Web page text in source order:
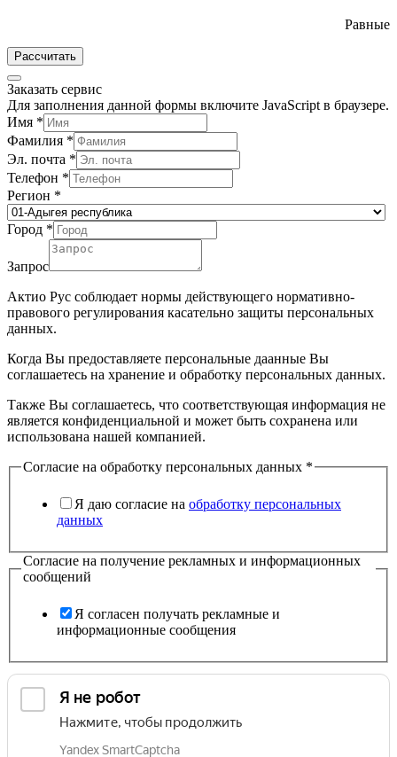
Равные
Рассчитать
Заказать сервис
Для заполнения данной формы включите JavaScript в браузере.
Имя *
Фамилия *
Эл. почта *
Телефон *
Регион *
Город *
Запрос
Актио Рус соблюдает нормы действующего нормативно-
правового регулирования касательно защиты персональных
данных.
Когда Вы предоставляете персональные даанные Вы
соглашаетесь на хранение и обработку персональных данных.
Также Вы соглашаетесь, что соответствующая информация не
является конфиденциальной и может быть сохранена или
использована нашей компанией.
Согласие на обработку персональных данных *
Я даю согласие на обработку персональных
данных
Согласие на получение рекламных и информационных
сообщений
Я согласен получать рекламные и
информационные сообщения